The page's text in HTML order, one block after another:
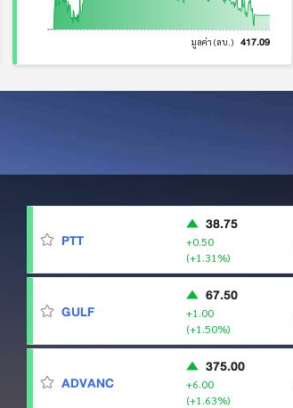
มูลค่า (ลบ.) 417.09
PTT
38.75
+0.50
(+1.31%)
GULF
67.50
+1.00
(+1.50%)
ADVANC
375.00
+6.00
(+1.63%)